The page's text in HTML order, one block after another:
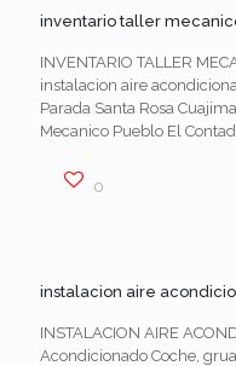
inventario taller
INVENTARIO TALLER
instalacion aire
Parada Santa Rosa
Mecanico Pueblo El
0
instalacion aire
INSTALACION AIRE
Acondicionado Coche,